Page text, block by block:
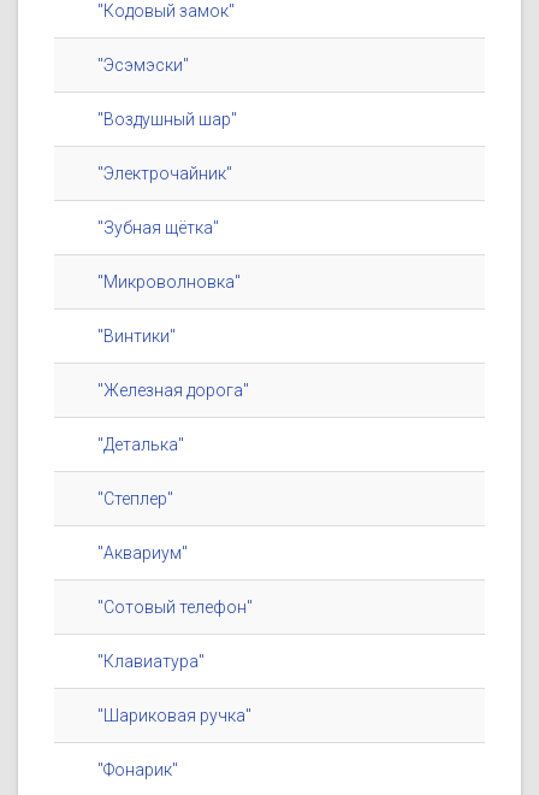
"Кодовый замок"
"Эсэмэски"
"Воздушный шар"
"Электрочайник"
"Зубная щётка"
"Микроволновка"
"Винтики"
"Железная дорога"
"Деталька"
"Степлер"
"Аквариум"
"Сотовый телефон"
"Клавиатура"
"Шариковая ручка"
"Фонарик"